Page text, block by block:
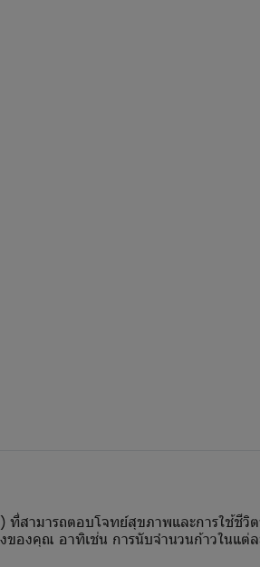
ที่สามารถตอบโจทย์สุขภาพและการใช้ชีวิ
ของคุณ อาทิเช่น การนับจำนวนก้าวในแต่ล